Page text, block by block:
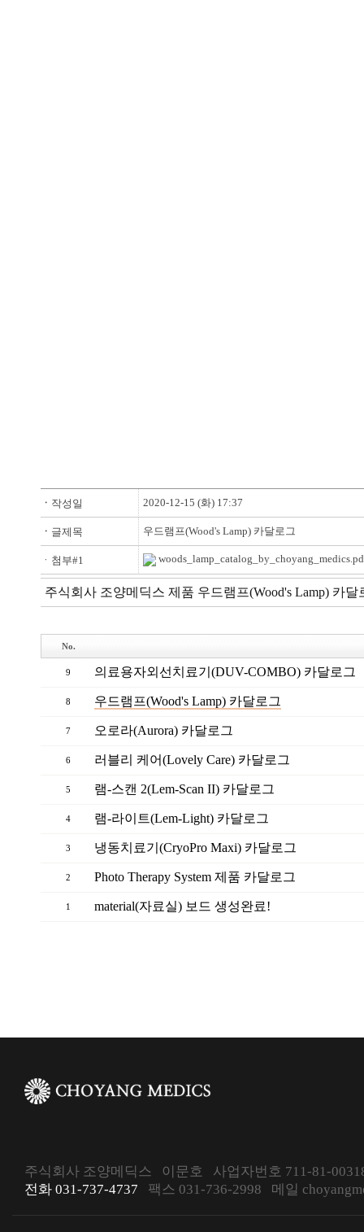
ㆍ 작성일 2020-12-15 (화) 17:37
ㆍ 글제목 우드램프(Wood's Lamp) 카달로그
ㆍ첨부#1
주식회사 조양메딕스 제품 우드램프(Wood's Lamp) 카달
No.
9 의료용자외선치료기(DUV-COMBO) 카달로그
8 우드램프(Wood's Lamp) 카달로그
7 오로라(Aurora) 카달로그
6 러블리 케어(Lovely Care) 카달로그
5 램-스캔 2(Lem-Scan II) 카달로그
4 램-라이트(Lem-Light) 카달로그
3 냉동치료기(CryoPro Maxi) 카달로그
2 Photo Therapy System 제품 카달로그
1 material(자료실) 보드 생성완료!
주식회사 조양메딕스 이문호 사업자번호 711-81-
전화 031-737-4737 팩스 031-736-2998 메일